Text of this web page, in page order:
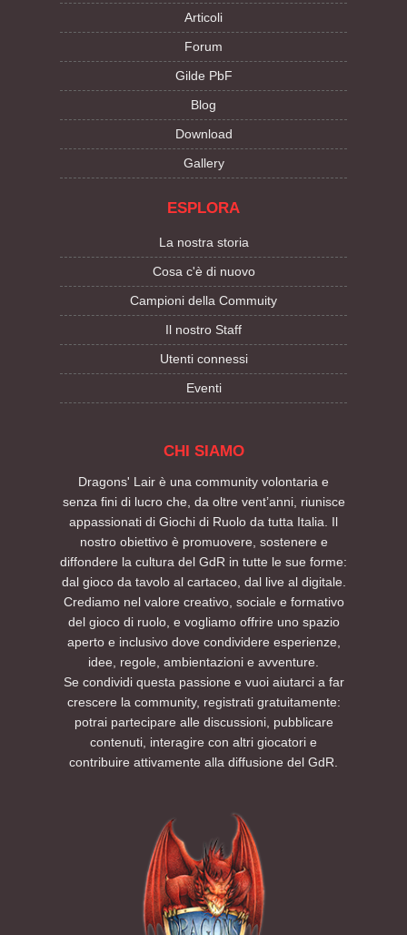
Articoli
Forum
Gilde PbF
Blog
Download
Gallery
ESPLORA
La nostra storia
Cosa c'è di nuovo
Campioni della Commuity
Il nostro Staff
Utenti connessi
Eventi
CHI SIAMO
Dragons' Lair è una community volontaria e
senza fini di lucro che, da oltre vent’anni, riunisce
appassionati di Giochi di Ruolo da tutta Italia. Il
nostro obiettivo è promuovere, sostenere e
diffondere la cultura del GdR in tutte le sue forme:
dal gioco da tavolo al cartaceo, dal live al digitale.
Crediamo nel valore creativo, sociale e formativo
del gioco di ruolo, e vogliamo offrire uno spazio
aperto e inclusivo dove condividere esperienze,
idee, regole, ambientazioni e avventure.
Se condividi questa passione e vuoi aiutarci a far
crescere la community, registrati gratuitamente:
potrai partecipare alle discussioni, pubblicare
contenuti, interagire con altri giocatori e
contribuire attivamente alla diffusione del GdR.